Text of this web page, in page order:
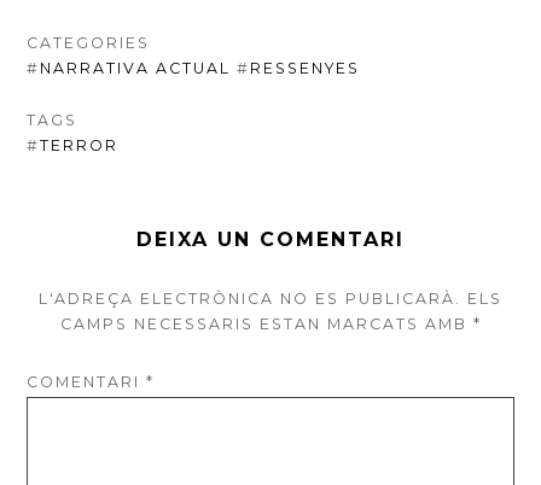
CATEGORIES
# NARRATIVA ACTUAL # RESSENYES
TAGS
#TERROR
DEIXA UN COMENTARI
L'ADREÇA ELECTRÒNICA NO ES PUBLICARÀ.
ELS
CAMPS NECESSARIS ESTAN MARCATS AMB *
COMENTARI*